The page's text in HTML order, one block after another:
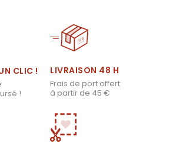
CLIC !
!
LIVRAISON 48 H
Frais de port offert
à partir de 45 €